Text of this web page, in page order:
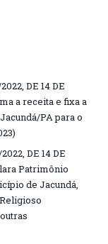
DE 14 DE
a receita e fixa a
PA para o
DE 14 DE
Patrimônio
de Jacundá,